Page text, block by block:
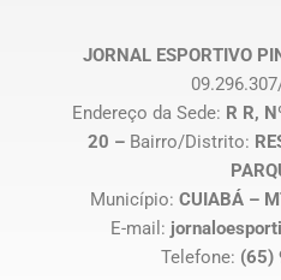
JORNAL ESPORTIVO
Endereço da Sede: R R,
20 – Bairro/Distrito:
Município: CUIABÁ –
E-mail:
Telefone: (65)